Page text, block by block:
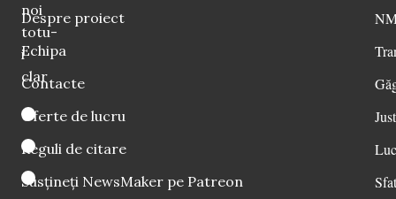
noi
totu-
i
clar
Despre proiect
Echipa
Contacte
Oferte de lucru
Reguli de citare
Susțineți NewsMaker pe Patreon